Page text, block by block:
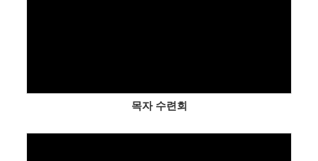
목자 수련회